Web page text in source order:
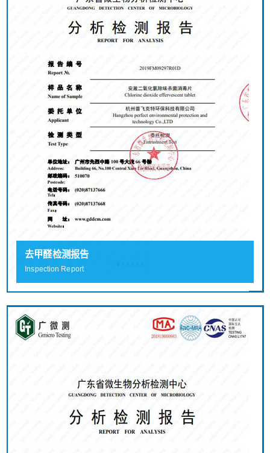
去甲醛检测报告
Inspection Report